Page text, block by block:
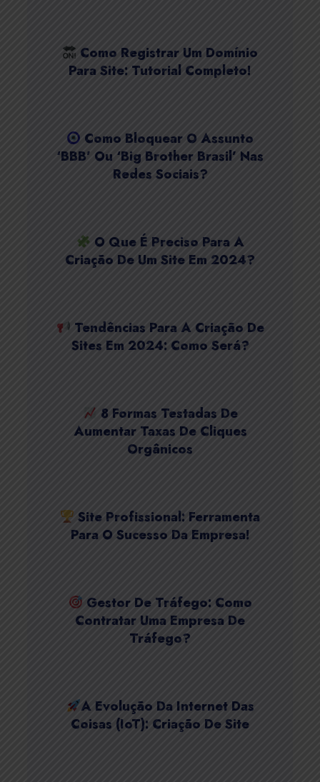
Como Registrar Um Domínio
Para Site: Tutorial Completo!
Como Bloquear O Assunto
‘BBB’ Ou ‘Big Brother Brasil’ Nas
Redes Sociais?
O Que É Preciso Para A
Criação De Um Site Em 2024?
Tendências Para A Criação De
Sites Em 2024: Como Será?
8 Formas Testadas De
Aumentar Taxas De Cliques
Orgânicos
Site Profissional: Ferramenta
Para O Sucesso Da Empresa!
Gestor De Tráfego: Como
Contratar Uma Empresa De
Tráfego?
A Evolução Da Internet Das
Coisas (IoT): Criação De Site